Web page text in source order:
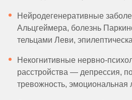
Нейродегенеративные
Альцгеймера, болезнь
тельцами Леви,
Некогнитивные нервно-
расстройства — депрессия,
тревожность, эмоциональная